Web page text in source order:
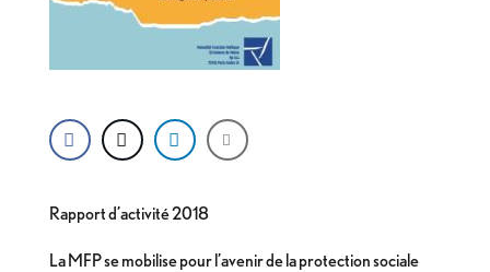
Rapport d’activité 2018
La MFP se mobilise pour l’avenir de la protection sociale